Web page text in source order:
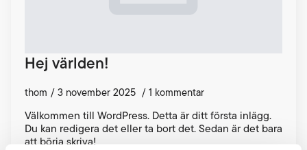
Hej världen!
thom 3 november 2025 1 kommentar
Välkommen till WordPress. Detta är ditt första inlägg.
Du kan redigera det eller ta bort det. Sedan är det bara
att börja skriva!